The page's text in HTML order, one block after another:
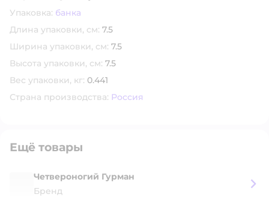
Упаковка: банка
Длина упаковки, см: 7.5
Ширина упаковки, см: 7.5
Высота упаковки, см: 7.5
Вес упаковки, кг: 0.441
Страна производства: Россия
Ещё товары
Четвероногий Гурман
Бренд